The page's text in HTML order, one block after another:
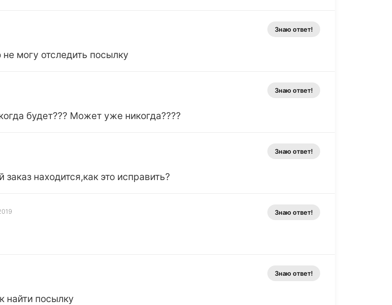
могу отследить посылку
Знаю ответ!
будет??? Может уже никогда????
Знаю ответ!
находится,как это исправить?
Знаю ответ!
Знаю ответ!
найти посылку
Знаю ответ!